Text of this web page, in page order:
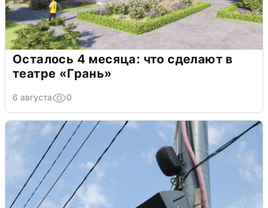
Осталось 4 месяца: что сделают в
театре «Грань»
6 августа 0